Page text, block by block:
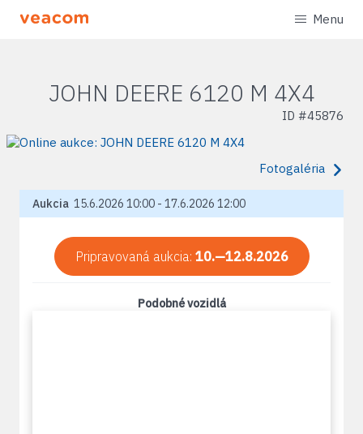
Menu
JOHN DEERE 6120 M 4X4
ID #45876
Fotogaléria
Aukcia 15.6.2026 10:00 - 17.6.2026 12:00
Pripravovaná aukcia: 10.—12.8.2026
Podobné vozidlá